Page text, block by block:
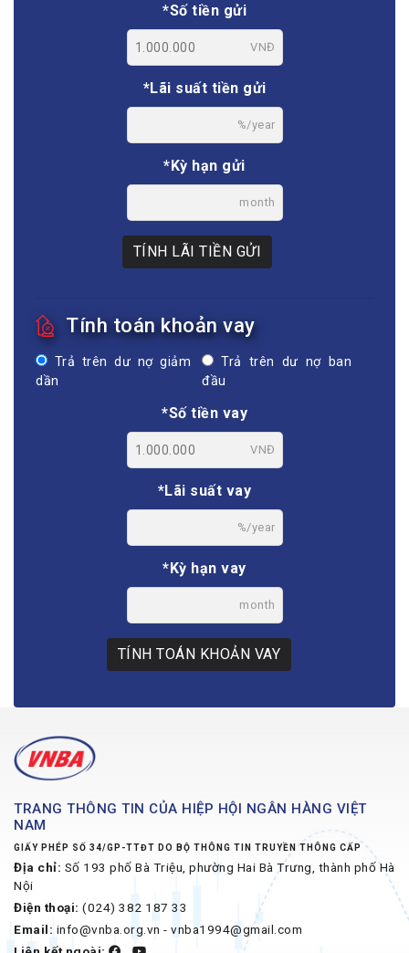
*Số tiền gửi
VNĐ
*Lãi suất tiền gửi
%/year
*Kỳ hạn gửi
month
TÍNH LÃI TIỀN GỬI
Tính toán khoản vay
Trả trên dư nợ giảm
dần
Trả trên dư nợ ban
đầu
*Số tiền vay
VNĐ
*Lãi suất vay
%/year
*Kỳ hạn vay
month
TÍNH TOÁN KHOẢN VAY
TRANG THÔNG TIN CỦA HIỆP HỘI NGÂN HÀNG VIỆT
NAM
GIẤY PHÉP SỐ 34/GP-TTĐT DO BỘ THÔNG TIN TRUYỀN THÔNG CẤP
Địa chỉ: Số 193 phố Bà Triệu, phường Hai Bà Trưng, thành phố Hà
Nội
Điện thoại: (024) 382 187 33
Email: info@vnba.org.vn - vnba1994@gmail.com